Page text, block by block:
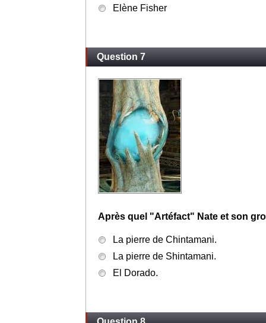
Elène Fisher
Question 7
Après quel "Artéfact" Nate et son
La pierre de Chintamani.
La pierre de Shintamani.
El Dorado.